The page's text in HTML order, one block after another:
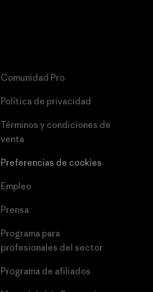
Comunidad Pro
Política de privacidad
Términos y condiciones de
venta
Preferencias de cookies
Empleo
Prensa
Programa para
profesionales del sector
Programa de afiliados